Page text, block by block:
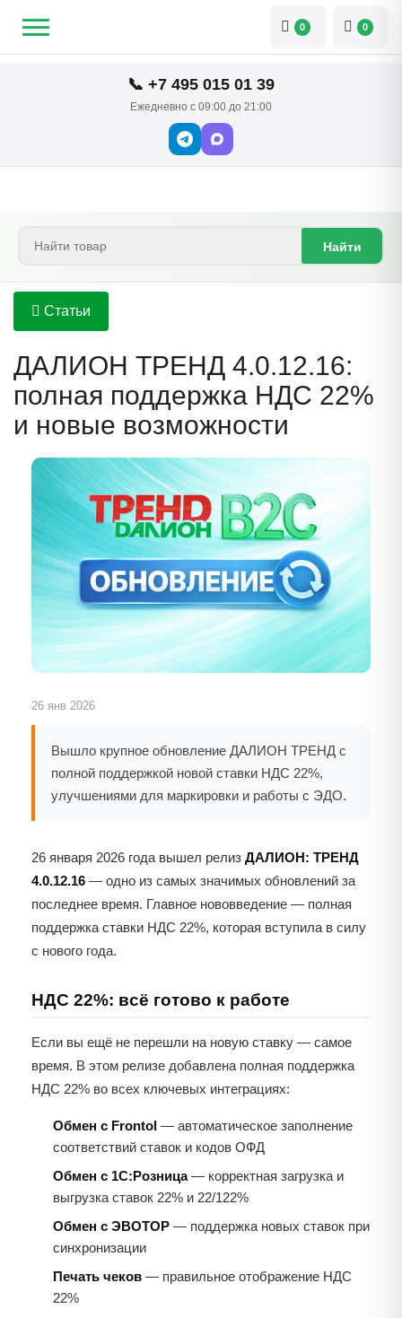
📞 +7 495 015 01 39
Ежедневно с 09:00 до 21:00
0 0
Найти
Статьи
ДАЛИОН ТРЕНД 4.0.12.16:
полная поддержка НДС 22%
и новые возможности
26 янв 2026
Вышло крупное обновление ДАЛИОН ТРЕНД с
полной поддержкой новой ставки НДС 22%,
улучшениями для маркировки и работы с ЭДО.
26 января 2026 года вышел релиз ДАЛИОН: ТРЕНД
4.0.12.16 — одно из самых значимых обновлений за
последнее время. Главное нововведение — полная
поддержка ставки НДС 22%, которая вступила в силу
с нового года.
НДС 22%: всё готово к работе
Если вы ещё не перешли на новую ставку — самое
время. В этом релизе добавлена полная поддержка
НДС 22% во всех ключевых интеграциях:
Обмен с Frontol — автоматическое заполнение
соответствий ставок и кодов ОФД
Обмен с 1С:Розница— корректная загрузка и
выгрузка ставок 22% и 22/122%
Обмен с ЭВОТОР — поддержка новых ставок при
синхронизации
Печать чеков — правильное отображение НДС
22%